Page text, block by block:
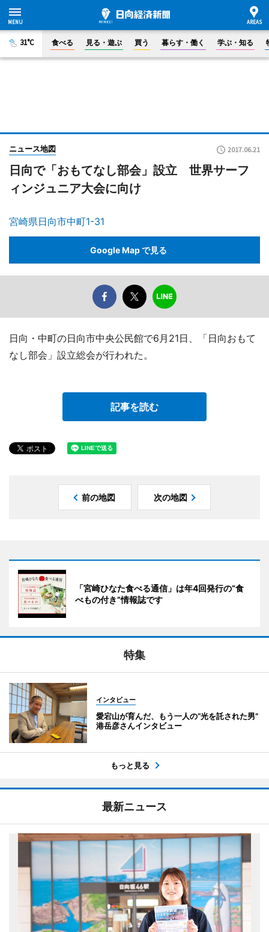
31°C 食べる 見る・遊ぶ 買う 暮らす・働く 学ぶ・知る
ニュース地図 2017.06.21
日向で「おもてなし部会」設立 世界サーフ
ィンジュニア大会に向け
宮崎県日向市中町1-31
Google Map で見る
日向・中町の日向市中央公民館で6月21日、「日向おもて
なし部会」設立総会が行われた。
記事を読む
前の地図 次の地図
「宮崎ひなた食べる通信」は年4回発行の“食
べもの付き”情報誌です
特集
インタビュー
愛宕山が育んだ、もう一人の“光を託された男”
港岳彦さんインタビュー
もっと見る
最新ニュース